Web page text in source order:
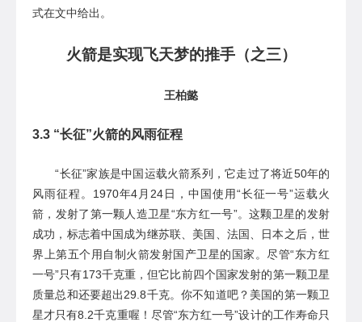
式在文中给出。
火箭是实现飞天梦的推手（之三）
王柏懿
3.3 “长征”火箭的风雨征程
“长征”家族是中国运载火箭系列，它走过了将近50年的
风雨征程。 1970年4月24日，中国使用“长征一号”运载火
箭 ， 发射了第一颗人造卫星“东方红一号”。这颗卫星的发射
成功 ， 标志着中国成为继苏联、美国、法国、日本之后，世
界上第五个用自制火箭发射国产卫星的国家。 尽管“东方红
一号”只有173千克重，但它比前四个国家发射的第一颗卫星
质量总和还要超出29.8千克。你不知道吧？ 美国的第一颗卫
星才只有8.2千克重喔！ 尽管“东方红一号”设计的工作寿命只